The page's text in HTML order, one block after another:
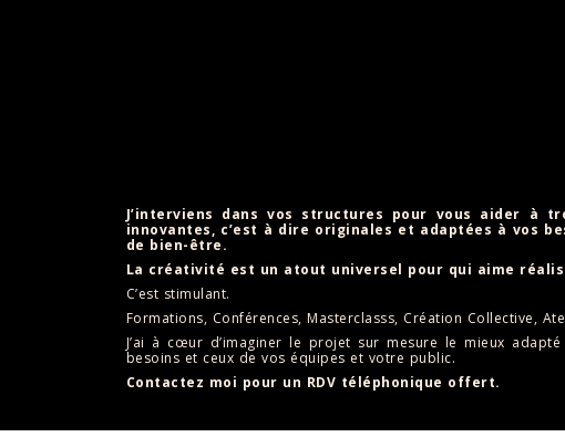
J’interviens dans vos structures pour vous aider à
innovantes, c’est à dire originales et adaptées à vos
de bien-être.
La créativité est un atout universel pour qui aime
C’est stimulant.
Formations, Conférences, Masterclasss, Création Collective,
J’ai à cœur d’imaginer le projet sur mesure le mieux
besoins et ceux de vos équipes et votre public.
Contactez moi pour un RDV téléphonique offert.